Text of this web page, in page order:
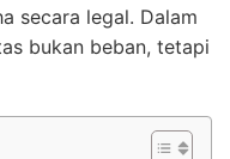
secara legal. Dalam
bukan beban, tetapi